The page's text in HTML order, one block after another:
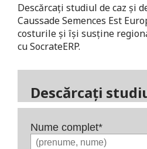
Descărcați studiul de caz și
Caussade Semences Est
costurile și își susține
cu SocrateERP.
Descărcați
Nume complet*